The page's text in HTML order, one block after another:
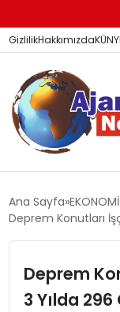
GizlilikHakkımızda
KÖŞE YAZILARI
Ana Sayfa EKONOMİ
Deprem Konutları
Deprem
3 Yılda